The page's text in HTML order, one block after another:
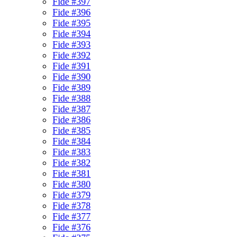
Fide #396
Fide #395
Fide #394
Fide #393
Fide #392
Fide #391
Fide #390
Fide #389
Fide #388
Fide #387
Fide #386
Fide #385
Fide #384
Fide #383
Fide #382
Fide #381
Fide #380
Fide #379
Fide #378
Fide #377
Fide #376